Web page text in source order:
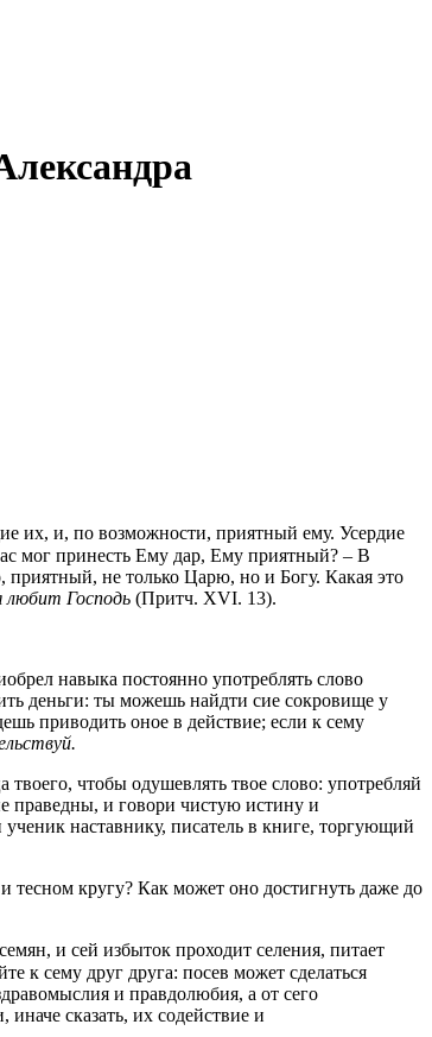
их, и, по возможности, приятный ему. Усердие
мог принесть Ему дар, Ему приятный? – В
приятный, не только Царю, но и Богу. Какая это
любит Господь (Притч. XVI. 13).
навыка постоянно употреблять слово
деньги: ты можешь найдти сие сокровище у
приводить оное в действие; если к сему
чтобы одушевлять твое слово: употребляй
праведны, и говори чистую истину и
наставнику, писатель в книге, торгующий
тесном кругу? Как может оно достигнуть даже до
и сей избыток проходит селения, питает
к сему друг друга: посев может сделаться
и правдолюбия, а от сего
сказать, их содействие и